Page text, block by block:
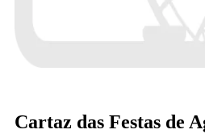
Cartaz das Festas de